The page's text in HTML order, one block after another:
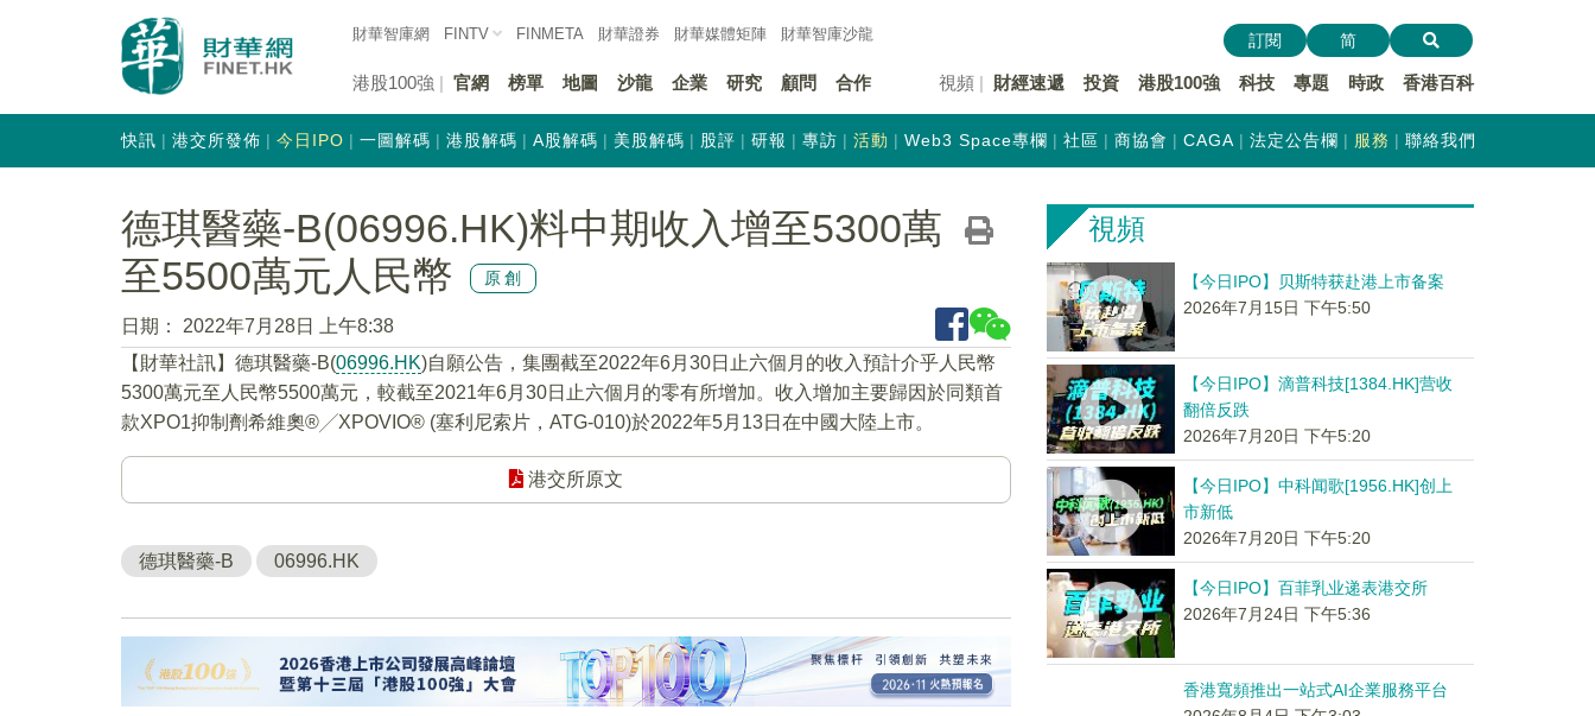
財華智庫網 FINTV FINMETA 財華證券 財華媒體矩陣 財華智庫沙龍
港股100強 官網 榜單 地圖 沙龍 企業 研究 顧問 合作 視頻 財經速遞 投資 港股100強 科技 專題 時政 香港百科
訂閱 简
快訊 港交所發佈 今日IPO 一圖解碼 港股解碼 A股解碼 美股解碼 股評 研報 專訪 活動 Web3 Space專欄 社區 商協會 CAGA 法定公告欄 服務 聯絡我們
德琪醫藥-B(06996.HK)料中期收入增至5300萬
至5500萬元人民幣
原創
日期：
2022年7月28日 上午8:38
【財華社訊】德琪醫藥-B(06996.HK)自願公告，集團截至2022年6月30日止六個月的收入預計介乎人民幣
5300萬元至人民幣5500萬元，較截至2021年6月30日止六個月的零有所增加。收入增加主要歸因於同類首
款XPO1抑制劑希維奧®╱XPOVIO® (塞利尼索片，ATG-010)於2022年5月13日在中國大陸上市。
港交所原文
德琪醫藥-B 06996.HK
視頻
【今日IPO】贝斯特获赴港上市备案
2026年7月15日 下午5:50
【今日IPO】滴普科技[1384.HK]营收
翻倍反跌
2026年7月20日 下午5:20
【今日IPO】中科闻歌[1956.HK]创上
市新低
2026年7月20日 下午5:20
【今日IPO】百菲乳业递表港交所
2026年7月24日 下午5:36
香港寬頻推出一站式AI企業服務平台